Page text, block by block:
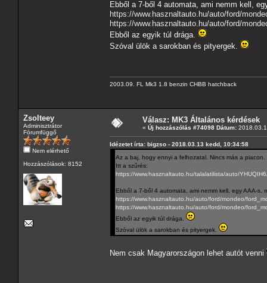
Ebből a 7-ből 4 automata, ami nemm kell,
https://www.hasznaltauto.hu/auto/ford/
https://www.hasznaltauto.hu/auto/ford/
Ebből az egyik túl drága.
Szóval ülök a sarokban és pityergek.
2003.09. FL Mk3 1.8 benzin CHBB hatchback
Zsolteey
Adminisztrátor
Fórumfüggő
Nem elérhető
Hozzászólások: 8152
Válasz: MK3 Általános kérdések
« Új hozzászólás #74098 Dátum:
Idézetet írta: bigzso - 2018.03.13 kedd, 10:34:58
Az a baj, hogy ennyi a felhozatal. Nincs más a piacon.
Itt a szűrés:
https://www.hasznaltauto.hu/talalatilista/auto/
Ebből a 7-ből 4 automata, ami nemm kell, egy AAA-s,
https://www.hasznaltauto.hu/auto/ford/mondeo/
https://www.hasznaltauto.hu/auto/ford/mondeo/
Ebből az egyik túl drága.
Szóval ülök a sarokban és pityergek.
Nem csak Magyarországon lehet autót venni